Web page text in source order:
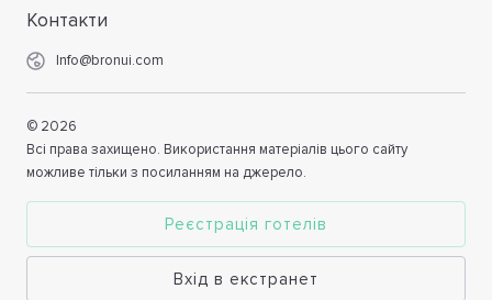
Контакти
Info@bronui.com
© 2026
Всі права захищено. Використання матеріалів цього сайту
можливе тільки з посиланням на джерело.
Реєстрація готелів
Вхід в екстранет